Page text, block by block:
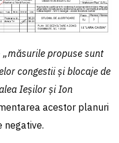
„măsurile propuse sunt
congestii și blocaje de
Ieșilor și Ion
acestor planuri
negative.